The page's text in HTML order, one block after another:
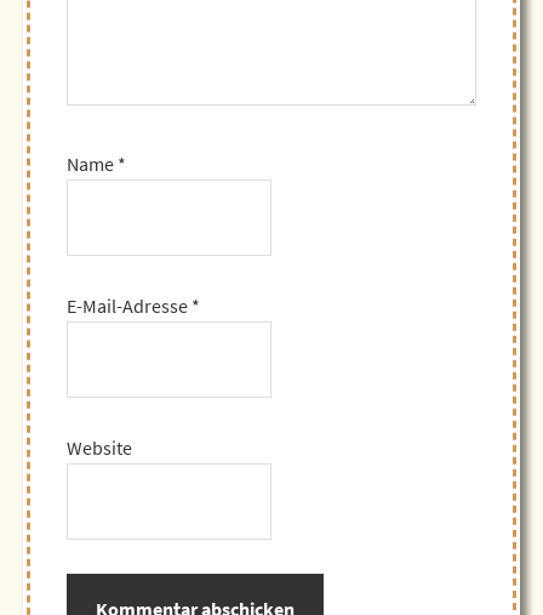
Name *
E-Mail-Adresse *
Website